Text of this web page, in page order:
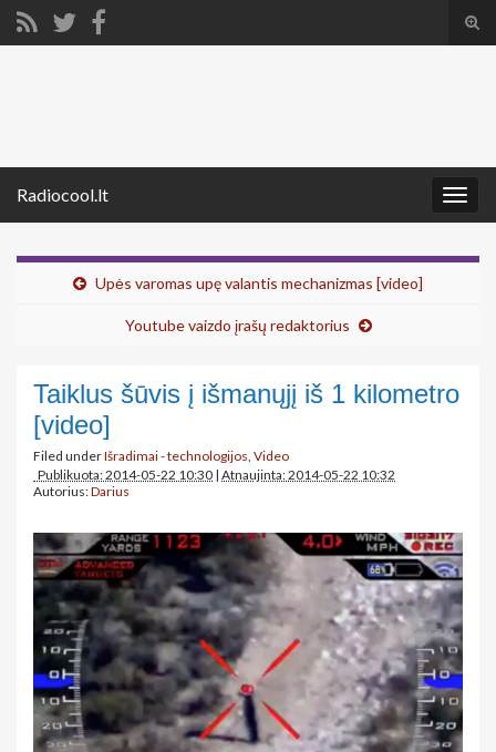
Radiocool.lt
Upės varomas upę valantis mechanizmas [video]
Youtube vaizdo įrašų redaktorius
Taiklus šūvis į išmanųjį iš 1 kilometro
[video]
Filed underIšradimai - technologijos, Video
Publikuota: 2014-05-22 10:30 | Atnaujinta: 2014-05-22 10:32
Autorius:Darius